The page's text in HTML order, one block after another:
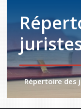
Répertoire des